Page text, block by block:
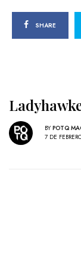
SHARE
BY POTQ
7 DE